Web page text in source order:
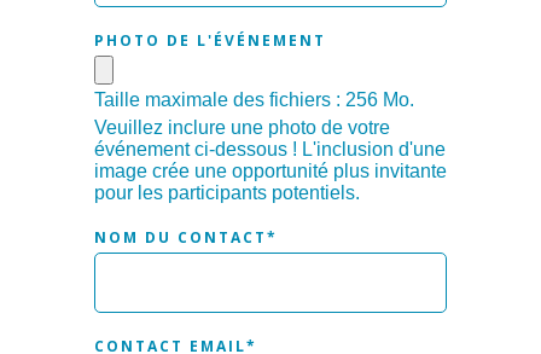
PHOTO DE L'ÉVÉNEMENT
Taille maximale des fichiers : 256 Mo.
Veuillez inclure une photo de votre
événement ci-dessous ! L'inclusion d'une
image crée une opportunité plus invitante
pour les participants potentiels.
NOM DU CONTACT*
CONTACT EMAIL*